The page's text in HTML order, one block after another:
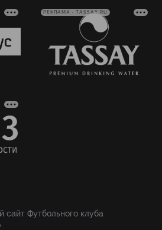
РЕКЛАМА • TASSAY.RU
сайт Футбольного клуба